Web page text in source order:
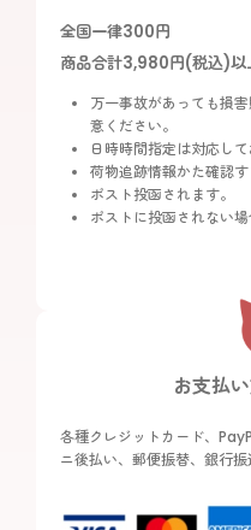
全国一律300円
商品合計3,980円(税込)以
万一事故があっても損
意ください。
日時時間指定は対応して
荷物追跡情報かた確認す
ポスト投函されます。
ポストに投函されない
お支払
各種クレジットカード、
ニ後払い、郵便振替、銀行振